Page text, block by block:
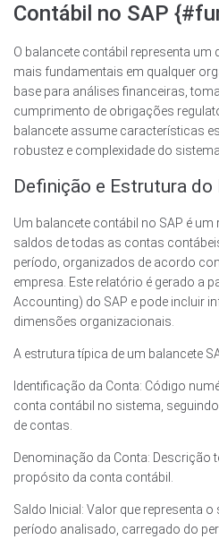
Contábil no SAP
O balancete contábil representa
mais fundamentais em qualquer
base para análises financeiras,
cumprimento de obrigações
balancete assume características
robustez e complexidade do
Definição e Estrutura do
Um balancete contábil no SAP é
saldos de todas as contas
período, organizados de acordo
empresa. Este relatório é gerado a
Accounting) do SAP e pode incluir
dimensões organizacionais.
A estrutura típica de um balancete
Identificação da Conta: Código
conta contábil no sistema,
de contas.
Denominação da Conta: Descrição
propósito da conta contábil.
Saldo Inicial: Valor que representa
período analisado, carregado do